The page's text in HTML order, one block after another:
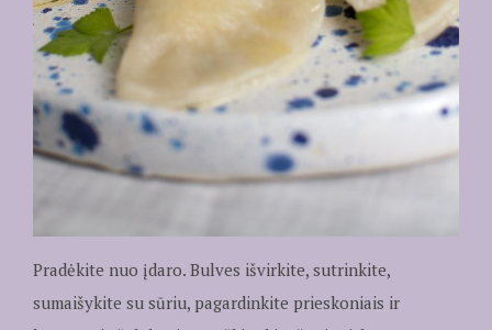
Pradėkite nuo įdaro. Bulves išvirkite, sutrinkite,
sumaišykite su sūriu, pagardinkite prieskoniais ir